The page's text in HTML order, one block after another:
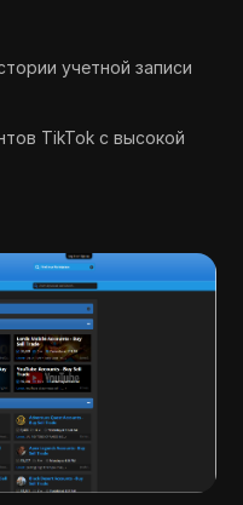
учетной записи
TikTok с высокой